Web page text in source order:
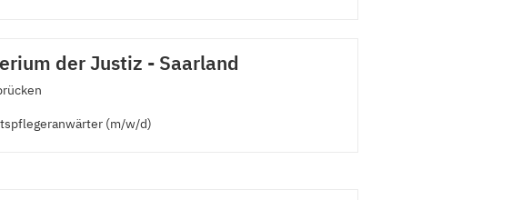
der Justiz - Saarland
(m/w/d)